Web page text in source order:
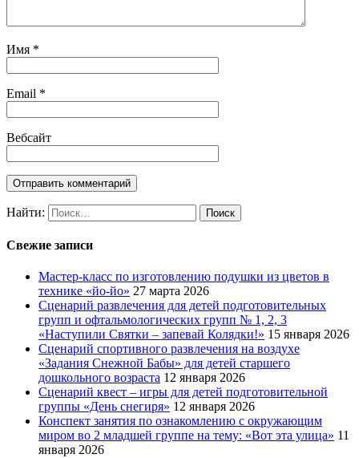
Имя *
Email *
Вебсайт
Найти:
Свежие записи
Мастер-класс по изготовлению подушки из цветов в
технике «йо-йо» 27 марта 2026
Сценарий развлечения для детей подготовительных
групп и офтальмологических групп № 1, 2, 3
«Наступили Святки – запевай Колядки!» 15 января 2026
Сценарий спортивного развлечения на воздухе
«Задания Снежной Бабы» для детей старшего
дошкольного возраста 12 января 2026
Сценарий квест – игры для детей подготовительной
группы «День снегиря» 12 января 2026
Конспект занятия по ознакомлению с окружающим
миром во 2 младшей группе на тему: «Вот эта улица» 11
января 2026